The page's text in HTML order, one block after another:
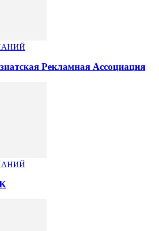
Рекламная Ассоциация